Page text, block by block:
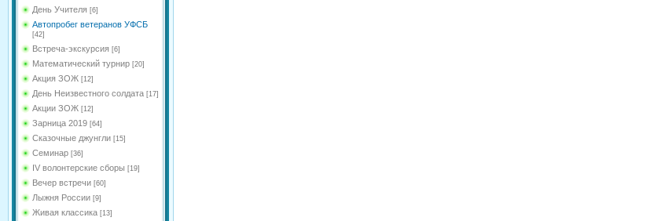
День Учителя [6]
Автопробег ветеранов УФСБ
[42]
Встреча-экскурсия [6]
Математический турнир [20]
Акция ЗОЖ [12]
День Неизвестного солдата [17]
Акции ЗОЖ [12]
Зарница 2019 [64]
Сказочные джунгли [15]
Семинар [36]
IV волонтерские сборы [19]
Вечер встречи [60]
Лыжня России [9]
Живая классика [13]